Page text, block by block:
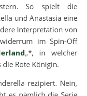
So spielt die
und Anastasia eine
Interpretation von
im Spin-Off
„*, in welcher
Rote Königin.
rezipiert. Nein,